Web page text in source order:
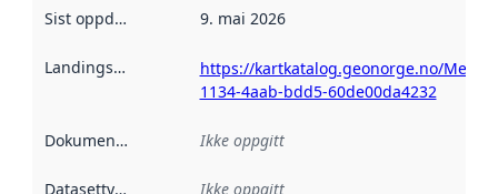
Sist oppdatert 9. mai 2026
Landingsside
https://kartkatalog.geonorge.no/
1134-4aab-bdd5-60de00da4232
Dokumentasjon Ikke oppgitt
Datasettype Ikke oppgitt